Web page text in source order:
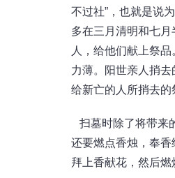
不过社”，也就是说
多在三月清明和七
人，给他们献上祭
力薄。阳世亲人捎
给新亡的人所捎去的
扫墓时除了将带来
还要燃点香烛，奉香
拜上香献花，然后燃